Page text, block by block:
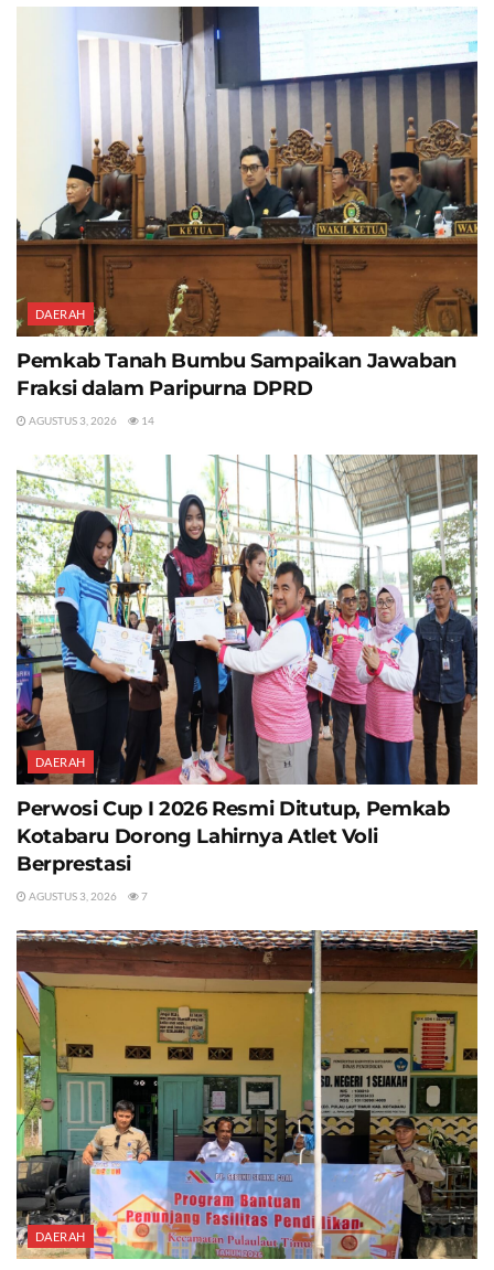
DAERAH
Pemkab Tanah Bumbu Sampaikan Jawaban
Fraksi dalam Paripurna DPRD
AGUSTUS 3, 2026 14
DAERAH
Perwosi Cup I 2026 Resmi Ditutup, Pemkab
Kotabaru Dorong Lahirnya Atlet Voli
Berprestasi
AGUSTUS 3, 2026 7
DAERAH